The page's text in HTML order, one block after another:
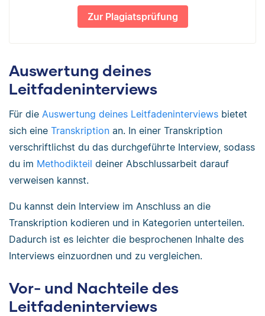
Dieser Aspekt ist sehr interessant,
führt jedoch von meiner eigentlichen
Zusammenfassung und Rückblick
Wir nähern uns langsam dem Ende
unseres Gesprächs. Eine
abschließende Frage habe ich noch für
dich vorbereitet. Was meinst du, wie
wird sich die Jugendsprache in den
Ich nehme aus dem Interview vor
allem eines mit: …
Ich danke dir für die Zeit, die du dir
für das Interview genommen hast.
Ausblick
Im Zuge meiner Bachelorarbeit werde ich
Zur Plagiatsprüfung
Auswertung deines
Leitfadeninterviews
Für die Auswertung deines Leitfadeninterviews bietet
sich eine Transkription an. In einer Transkription
verschriftlichst du das durchgeführte Interview, sodass
du im Methodikteil deiner Abschlussarbeit darauf
verweisen kannst.
Du kannst dein Interview im Anschluss an die
Transkription kodieren und in Kategorien unterteilen.
Dadurch ist es leichter die besprochenen Inhalte des
Interviews einzuordnen und zu vergleichen.
Vor- und Nachteile des
Leitfadeninterviews